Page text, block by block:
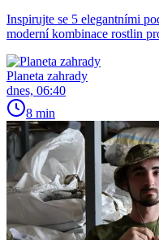
Inspirujte se 5 elegantními
moderní kombinace rostlin
Planeta zahrady
dnes, 06:40
8 min